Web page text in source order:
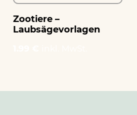
Zootiere –
Laubsägevorlagen